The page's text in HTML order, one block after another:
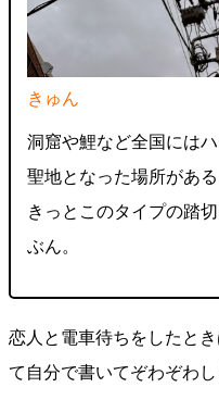
きゅん
洞窟や鯉など全国には
聖地となった場所がある
きっとこのタイプの踏
ぶん。
恋人と電車待ちをしたと
て自分で書いてぞわぞわ